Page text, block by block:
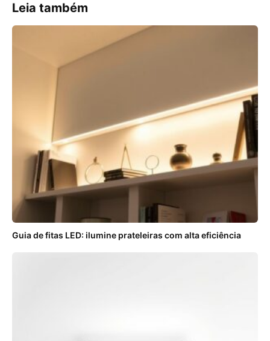
Leia também
Guia de fitas LED: ilumine prateleiras com alta eficiência